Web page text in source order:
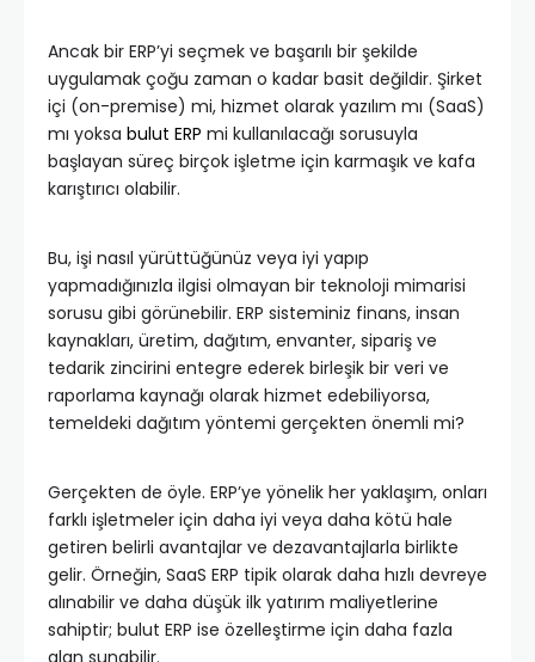
Ancak bir ERP’yi seçmek ve başarılı bir şekilde
uygulamak çoğu zaman o kadar basit değildir. Şirket
içi (on-premise) mi, hizmet olarak yazılım mı (SaaS)
mı yoksa bulut ERP mi kullanılacağı sorusuyla
başlayan süreç birçok işletme için karmaşık ve kafa
karıştırıcı olabilir.
Bu, işi nasıl yürüttüğünüz veya iyi yapıp
yapmadığınızla ilgisi olmayan bir teknoloji mimarisi
sorusu gibi görünebilir. ERP sisteminiz finans, insan
kaynakları, üretim, dağıtım, envanter, sipariş ve
tedarik zincirini entegre ederek birleşik bir veri ve
raporlama kaynağı olarak hizmet edebiliyorsa,
temeldeki dağıtım yöntemi gerçekten önemli mi?
Gerçekten de öyle. ERP’ye yönelik her yaklaşım, onları
farklı işletmeler için daha iyi veya daha kötü hale
getiren belirli avantajlar ve dezavantajlarla birlikte
gelir. Örneğin, SaaS ERP tipik olarak daha hızlı devreye
alınabilir ve daha düşük ilk yatırım maliyetlerine
sahiptir; bulut ERP ise özelleştirme için daha fazla